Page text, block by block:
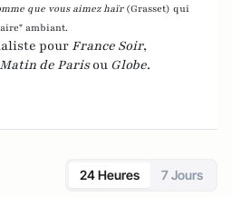
que vous aimez haïr (Grasset) qui
ambiant.
pour France Soir,
de Parisou Globe.
24 Heures 7 Jours